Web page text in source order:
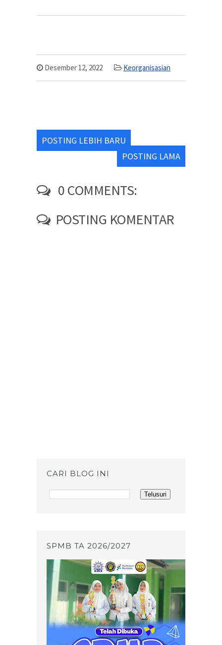
Desember 12, 2022 Keorganisasian
POSTING LEBIH BARU
POSTING LAMA
0 COMMENTS:
POSTING KOMENTAR
CARI BLOG INI
SPMB TA 2026/2027